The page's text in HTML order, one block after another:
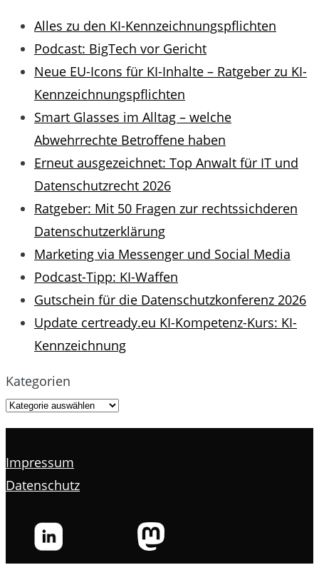
Alles zu den KI-Kennzeichnungspflichten
Podcast: BigTech vor Gericht
Neue EU-Icons für KI-Inhalte – Ratgeber zu KI-
Kennzeichnungspflichten
Smart Glasses im Alltag – welche
Abwehrrechte Betroffene haben
Erneut ausgezeichnet: Top Anwalt für IT und
Datenschutzrecht 2026
Ratgeber: Mit 50 Fragen zur rechtssichderen
Datenschutzerklärung
Marketing via Messenger und Social Media
Podcast-Tipp: KI-Waffen
Gutschein für die Datenschutzkonferenz 2026
Update certready.eu KI-Kompetenz-Kurs: KI-
Kennzeichnung
Kategorien
Impressum
Datenschutz